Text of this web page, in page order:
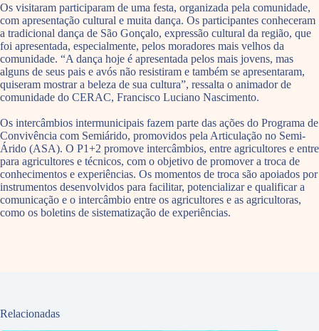
Os visitaram participaram de uma festa, organizada pela comunidade,
com apresentação cultural e muita dança. Os participantes conheceram
a tradicional dança de São Gonçalo, expressão cultural da região, que
foi apresentada, especialmente, pelos moradores mais velhos da
comunidade. “A dança hoje é apresentada pelos mais jovens, mas
alguns de seus pais e avós não resistiram e também se apresentaram,
quiseram mostrar a beleza de sua cultura”, ressalta o animador de
comunidade do CERAC, Francisco Luciano Nascimento.
Os intercâmbios intermunicipais fazem parte das ações do Programa de
Convivência com Semiárido, promovidos pela Articulação no Semi-
Árido (ASA). O P1+2 promove intercâmbios, entre agricultores e entre
para agricultores e técnicos, com o objetivo de promover a troca de
conhecimentos e experiências. Os momentos de troca são apoiados por
instrumentos desenvolvidos para facilitar, potencializar e qualificar a
comunicação e o intercâmbio entre os agricultores e as agricultoras,
como os boletins de sistematização de experiências.
Relacionadas